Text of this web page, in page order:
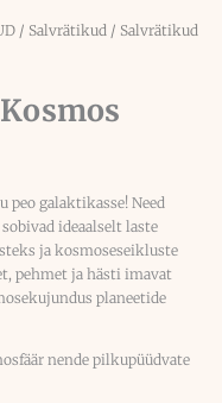
/ Salvrätikud / Salvrätikud
peo galaktikasse! Need
ideaalselt laste
ja kosmoseseikluste
pehmet ja hästi imavat
planeetide
nende pilkupüüdvate